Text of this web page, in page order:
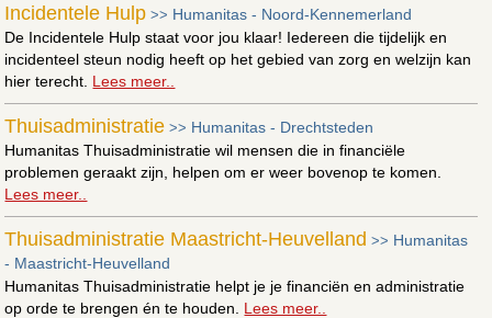
Incidentele Hulp >> Humanitas - Noord-Kennemerland
De Incidentele Hulp staat voor jou klaar! Iedereen die tijdelijk en
incidenteel steun nodig heeft op het gebied van zorg en welzijn kan
hier terecht. Lees meer..
Thuisadministratie >> Humanitas - Drechtsteden
Humanitas Thuisadministratie wil mensen die in financiële
problemen geraakt zijn, helpen om er weer bovenop te komen.
Lees meer..
Thuisadministratie Maastricht-Heuvelland >> Humanitas
- Maastricht-Heuvelland
Humanitas Thuisadministratie helpt je je financiën en administratie
op orde te brengen én te houden. Lees meer..